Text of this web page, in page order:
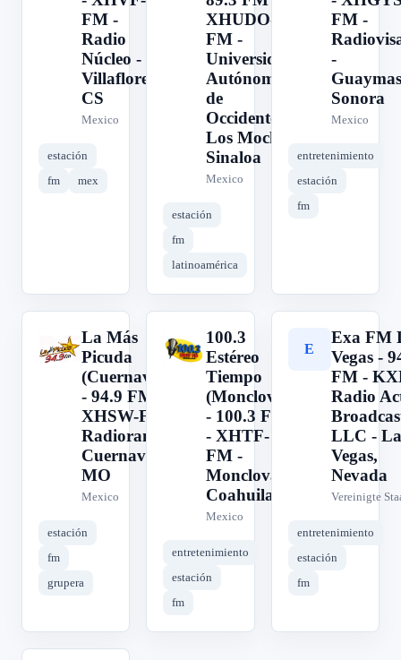
FM -
Radio
Núcleo -
Villaflores,
CS
Mexico
estación
fm
mex
XHUDO-
FM -
Universidad
Autónoma
de
Occidente -
Los Mochis,
Sinaloa
Mexico
estación
fm
latinoamérica
FM -
-
Sonora
Mexico
entretenimiento
estación
fm
L
La Más
Picuda
(Cuernavaca)
- 94.9 FM -
XHSW-FM -
Radiorama -
Cuernavaca,
MO
Mexico
estación
fm
grupera
1
100.3
Estéreo
Tiempo
(Monclova)
- 100.3 FM
- XHTF-
FM -
Monclova,
Coahuila
Mexico
entretenimiento
estación
fm
E
Exa FM
Vegas -
FM -
Radio
LLC -
Vegas,
Nevada
Vereinigte
entretenimiento
estación
fm